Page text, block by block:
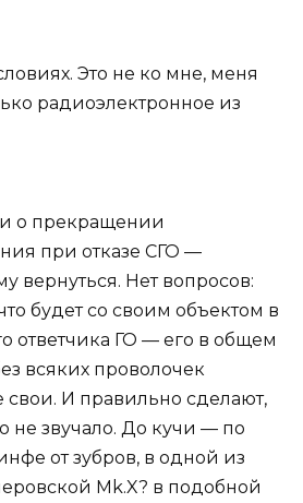
Это не ко мне, меня
радиоэлектронное из
о прекращении
при отказе СГО —
вернуться. Нет вопросов:
будет со своим объектом в
ответчика ГО — его в общем
всяких проволочек
свои. И правильно сделают,
не звучало. До кучи — по
от зубров, в одной из
Mk.X? в подобной